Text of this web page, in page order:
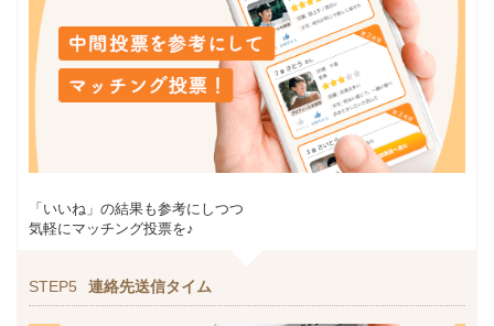
「いいね」の結果も参考にしつつ
気軽にマッチング投票を♪
STEP5 連絡先送信タイム